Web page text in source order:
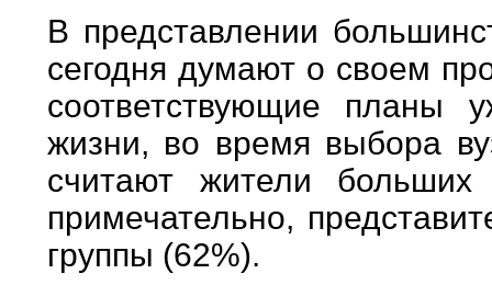
В представлении
сегодня думают о своем
соответствующие планы
жизни, во время выбора
считают жители
примечательно,
группы (62%).